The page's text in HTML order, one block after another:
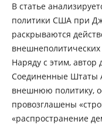
В статье
политики США при
раскрываются
Наряду с этим, автор
Соединенные Штаты
внешнюю политику,
провозглашены
«распространение